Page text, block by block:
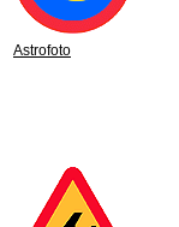
Astrofoto